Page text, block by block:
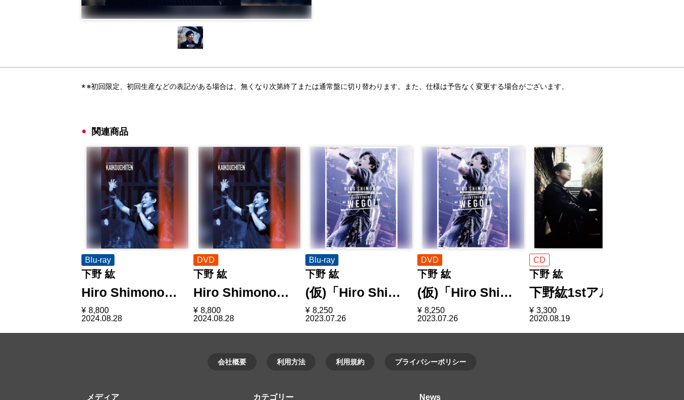
※初回限定、初回生産などの表記がある場合は、無くなり次第終了または通常盤に切り替わります。また、仕様は予告なく変更する場合がございます。
関連商品
Blu-ray
下野 紘
Hiro Shimono…
¥ 8,800
2024.08.28
DVD
下野 紘
Hiro Shimono…
¥ 8,800
2024.08.28
Blu-ray
下野 紘
(仮)「Hiro Shi…
¥ 8,250
2023.07.26
DVD
下野 紘
(仮)「Hiro Shi…
¥ 8,250
2023.07.26
CD
下野 紘
下野紘1stアル…
¥ 3,300
2020.08.19
会社概要 利用方法 利用規約 プライバシーポリシー
メディア カテゴリー News